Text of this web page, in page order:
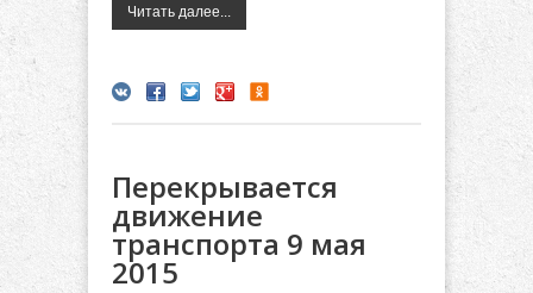
Читать далее...
Перекрывается
движение
транспорта 9 мая
2015